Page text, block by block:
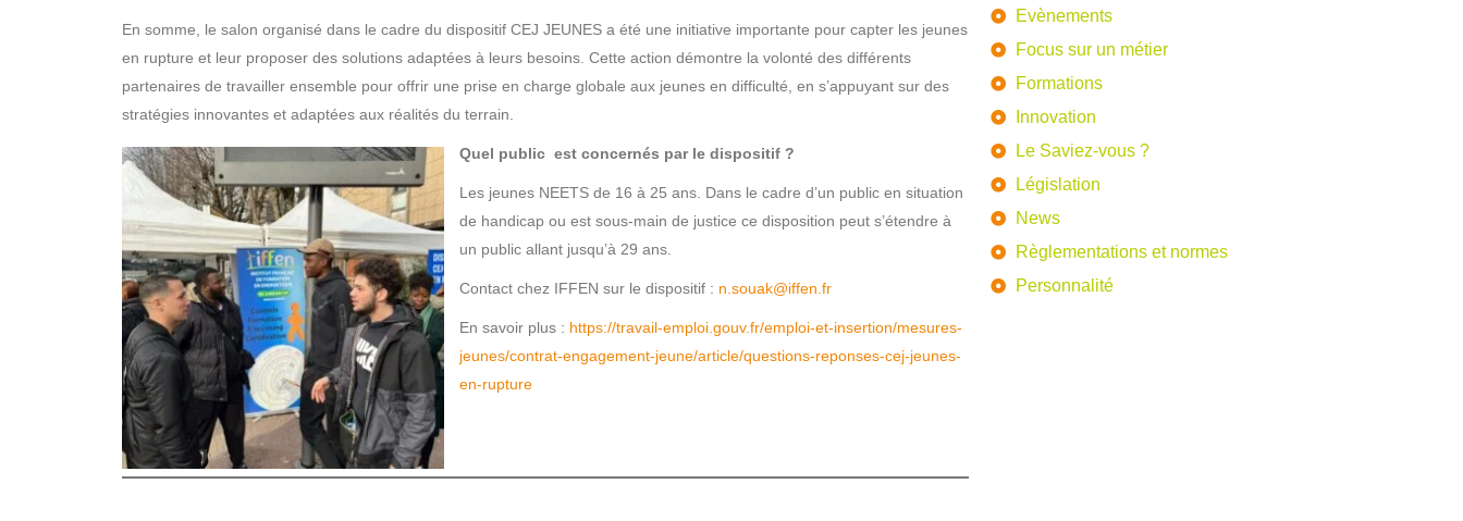
En somme, le salon organisé dans le cadre du dispositif CEJ JEUNES a été une initiative importante pour capter les jeunes
en rupture et leur proposer des solutions adaptées à leurs besoins. Cette action démontre la volonté des différents
partenaires de travailler ensemble pour offrir une prise en charge globale aux jeunes en difficulté, en s’appuyant sur des
stratégies innovantes et adaptées aux réalités du terrain.
Quel public est concernés par le dispositif ?
Les jeunes NEETS de 16 à 25 ans. Dans le cadre d’un public en situation
de handicap ou est sous-main de justice ce disposition peut s’étendre à
un public allant jusqu’à 29 ans.
Contact chez IFFEN sur le dispositif : n.souak@iffen.fr
En savoir plus : https://travail-emploi.gouv.fr/emploi-et-insertion/mesures-
jeunes/contrat-engagement-jeune/article/questions-reponses-cej-jeunes-
en-rupture
Evènements
Focus sur un métier
Formations
Innovation
Le Saviez-vous ?
Législation
News
Règlementations et normes
Personnalité